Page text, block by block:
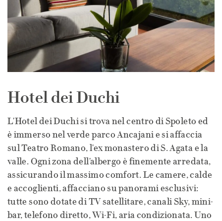
Hotel dei Duchi
L'Hotel dei Duchi si trova nel centro di Spoleto ed
è immerso nel verde parco Ancajani e si affaccia
sul Teatro Romano, l'ex monastero di S. Agata e la
valle. Ogni zona dell'albergo è finemente arredata,
assicurando il massimo comfort. Le camere, calde
e accoglienti, affacciano su panorami esclusivi:
tutte sono dotate di TV satellitare, canali Sky, mini-
bar, telefono diretto, Wi-Fi, aria condizionata. Uno